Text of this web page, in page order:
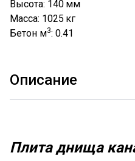
Высота: 140 мм
Масса: 1025 кг
Бетон м3: 0.41
Описание
Плита днища